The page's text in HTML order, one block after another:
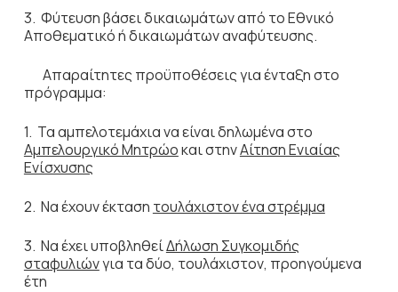
3. Φύτευση βάσει δικαιωμάτων από το Εθνικό
Αποθεματικό ή δικαιωμάτων αναφύτευσης.
Απαραίτητες προϋποθέσεις για ένταξη στο
πρόγραμμα:
1. Τα αμπελοτεμάχια να είναι δηλωμένα στο
Αμπελουργικό Μητρώοκαι στηνΑίτηση Ενιαίας
Ενίσχυσης
2. Να έχουν έκταση τουλάχιστον ένα στρέμμα
3. Να έχει υποβληθείΔήλωση Συγκομιδής
σταφυλιώνγια τα δύο, τουλάχιστον, προηγούμενα
έτη